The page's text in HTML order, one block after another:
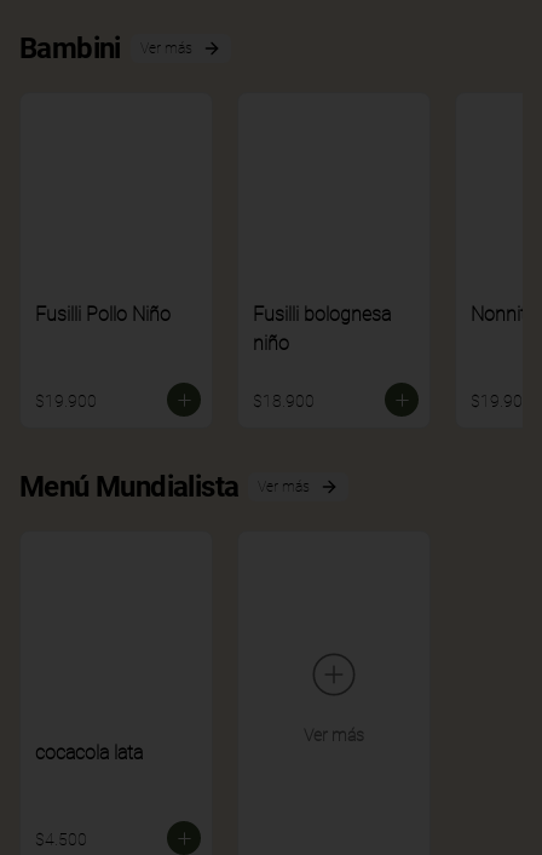
Bambini Ver más
Fusilli Pollo Niño
$19.900
Fusilli bolognesa
niño
$18.900 $19.900
Menú Mundialista Ver más
cocacola lata
$4.500
Ver más